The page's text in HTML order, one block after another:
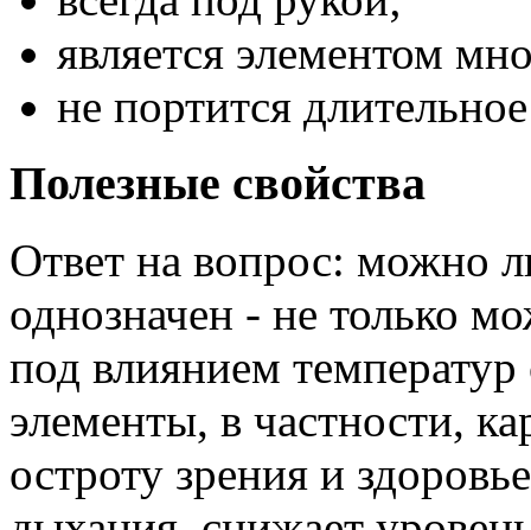
является элементом
не портится
Полезные свойства
Ответ на вопрос: можно
однозначен - не только
под влиянием
элементы, в частности,
остроту зрения и